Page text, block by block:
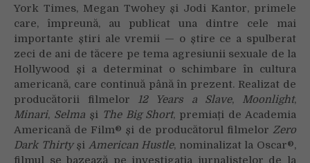
York Times, Megan Twohey și Jodi Kantor, primele
care, împreună, au publicat una dintre cele mai
importante știri ale vremii — o știre ce a spulberat
zeci de ani de tăcere pe tema agresiunii sexuale de la
Hollywood și a determinat o schimbare în cultura
americană, care continuă până în prezent. Realizat de
producătorii filmelor 12 Years a Slave, Moonlight,
Minari, Selmași The Big Short, premiați de Academia
Americană de Film® și de producătorul filmelor Zero
Dark Thirtyși American Hustle, nominalizat la Oscar®,
filmul se bazează pe investigația jurnalistelor de la